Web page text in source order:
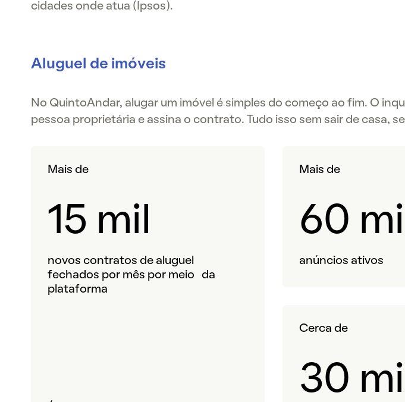
cidades onde atua (Ipsos).
Aluguel de imóveis
No QuintoAndar, alugar um imóvel é simples do começo ao fim. O
pessoa proprietária e assina o contrato. Tudo isso sem sair de casa,
Mais de
15 mil
novos contratos de aluguel
fechados por mês por meio da
plataforma
Mais de
60 mil
anúncios ativos
Cerca de
30 mil